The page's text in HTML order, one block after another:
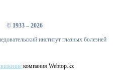
© 1933 – 2026
институт глазных болезней
компания Webtop.kz